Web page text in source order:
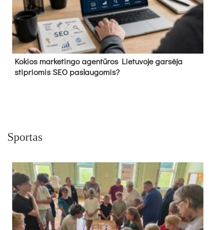
Kokios marketingo agentūros Lietuvoje garsėja
stipriomis SEO paslaugomis?
Sportas